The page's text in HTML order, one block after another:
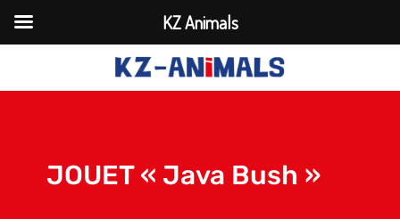
JOUET « Java Bush »
KZ Animals